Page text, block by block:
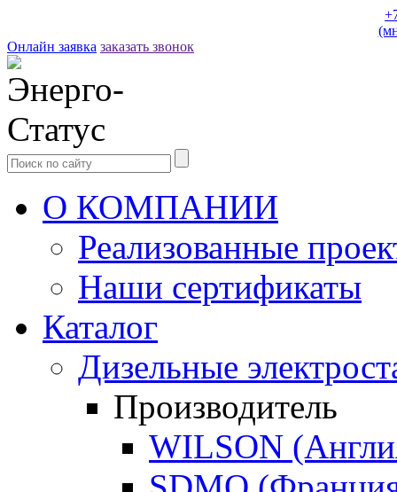
Онлайн заявка заказать звонок
О КОМПАНИИ
Реализованные
Наши сертификаты
Каталог
Дизельные
Производитель
WILSON